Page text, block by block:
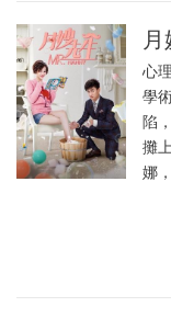
心
學
陷
攤
娜